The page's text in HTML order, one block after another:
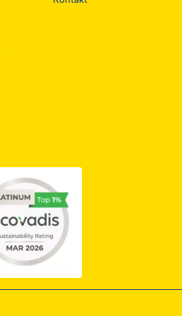
otwiera się w nowej karcie
z certyfikatem IPAF, otwiera